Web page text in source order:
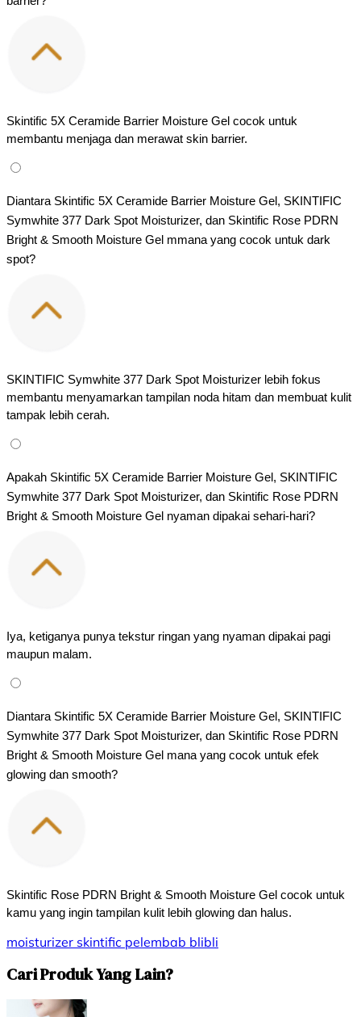
Skintific 5X Ceramide Barrier Moisture Gel cocok untuk
membantu menjaga dan merawat skin barrier.
Diantara Skintific 5X Ceramide Barrier Moisture Gel, SKINTIFIC
Symwhite 377 Dark Spot Moisturizer, dan Skintific Rose PDRN
Bright & Smooth Moisture Gel mmana yang cocok untuk dark
spot?
SKINTIFIC Symwhite 377 Dark Spot Moisturizer lebih fokus
membantu menyamarkan tampilan noda hitam dan membuat kulit
tampak lebih cerah.
Apakah Skintific 5X Ceramide Barrier Moisture Gel, SKINTIFIC
Symwhite 377 Dark Spot Moisturizer, dan Skintific Rose PDRN
Bright & Smooth Moisture Gel nyaman dipakai sehari-hari?
Iya, ketiganya punya tekstur ringan yang nyaman dipakai pagi
maupun malam.
Diantara Skintific 5X Ceramide Barrier Moisture Gel, SKINTIFIC
Symwhite 377 Dark Spot Moisturizer, dan Skintific Rose PDRN
Bright & Smooth Moisture Gel mana yang cocok untuk efek
glowing dan smooth?
Skintific Rose PDRN Bright & Smooth Moisture Gel cocok untuk
kamu yang ingin tampilan kulit lebih glowing dan halus.
moisturizer skintific pelembab blibli
Cari Produk Yang Lain?